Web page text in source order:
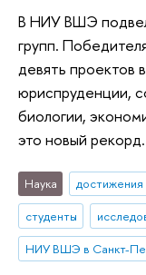
В НИУ ВШЭ
групп.
девять проектов
юриспруденции,
биологии,
это новый рекорд.
Наука достижения
студенты
НИУ ВШЭ в Санкт-